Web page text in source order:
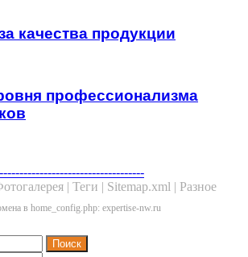
качества продукции
профессионализма
| Теги | Sitemap.xml | Разное
в home_config.php: expertise-nw.ru